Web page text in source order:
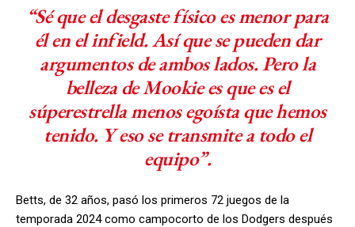
“Sé que el desgaste físico es menor para
él en el infield. Así que se pueden dar
argumentos de ambos lados. Pero la
belleza de Mookie es que es el
súperestrella menos egoísta que hemos
tenido. Y eso se transmite a todo el
equipo”.
Betts, de 32 años, pasó los primeros 72 juegos de la
temporada 2024 como campocorto de los Dodgers después